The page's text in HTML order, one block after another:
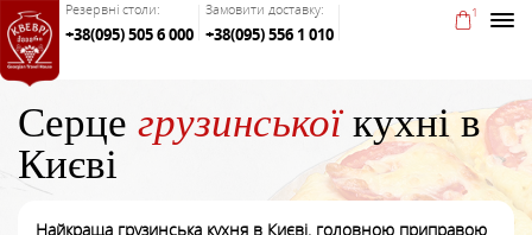
Резервні столи:
+38(095) 505 6 000
Замовити доставку:
+38(095) 556 1 010
1
Серце грузинськоїкухні в
Києві
Найкраща грузинська кухня в Києві, головною приправою